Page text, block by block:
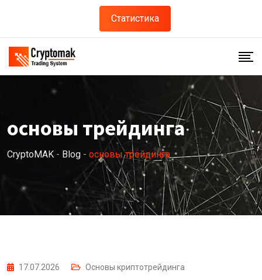
content
Статистика
основы трейдинга
CryptoMAK - Blog - основы трейдинга
17.07.2026 Основы криптотрейдинга